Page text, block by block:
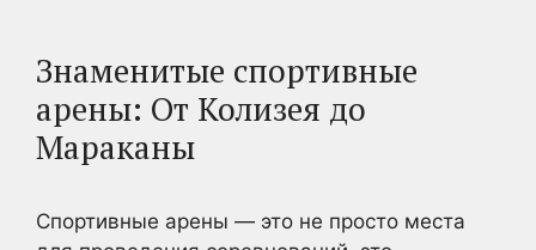
Знаменитые спортивные
арены: От Колизея до
Мараканы
Спортивные арены — это не просто места